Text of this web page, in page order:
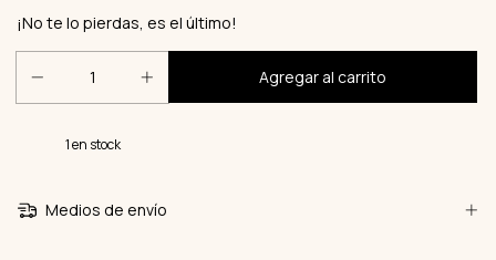
¡No te lo pierdas, es el último!
1en stock
Medios de envío